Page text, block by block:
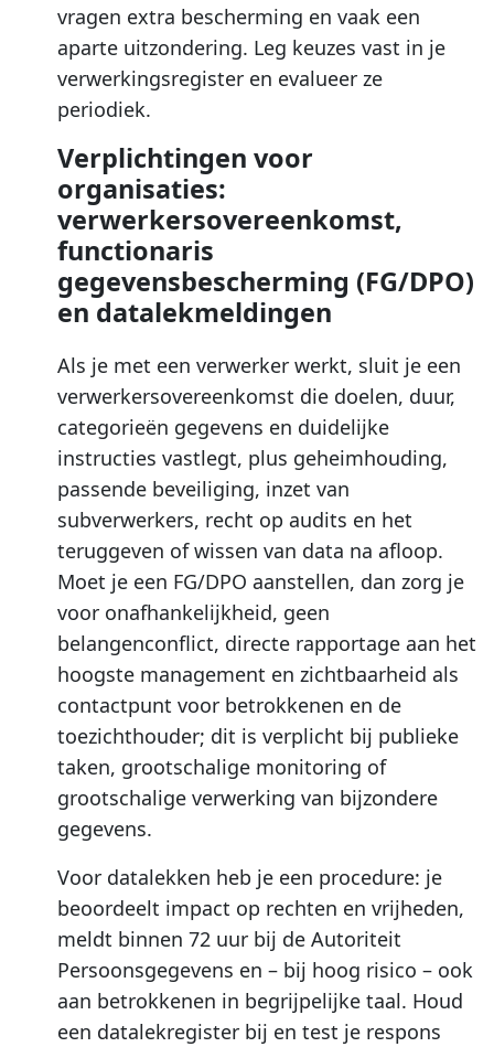
vragen extra bescherming en vaak een
aparte uitzondering. Leg keuzes vast in je
verwerkingsregister en evalueer ze
periodiek.
Verplichtingen voor
organisaties:
verwerkersovereenkomst,
functionaris
gegevensbescherming (FG/DPO)
en datalekmeldingen
Als je met een verwerker werkt, sluit je een
verwerkersovereenkomst die doelen, duur,
categorieën gegevens en duidelijke
instructies vastlegt, plus geheimhouding,
passende beveiliging, inzet van
subverwerkers, recht op audits en het
teruggeven of wissen van data na afloop.
Moet je een FG/DPO aanstellen, dan zorg je
voor onafhankelijkheid, geen
belangenconflict, directe rapportage aan het
hoogste management en zichtbaarheid als
contactpunt voor betrokkenen en de
toezichthouder; dit is verplicht bij publieke
taken, grootschalige monitoring of
grootschalige verwerking van bijzondere
gegevens.
Voor datalekken heb je een procedure: je
beoordeelt impact op rechten en vrijheden,
meldt binnen 72 uur bij de Autoriteit
Persoonsgegevens en – bij hoog risico – ook
aan betrokkenen in begrijpelijke taal. Houd
een datalekregister bij en test je respons